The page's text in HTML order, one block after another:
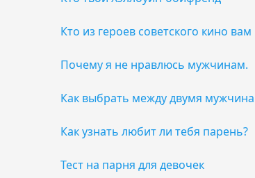
Кто из героев советского кино
Почему я не нравлюсь мужчинам.
Как выбрать между двумя
Как узнать любит ли тебя парень?
Тест на парня для девочек